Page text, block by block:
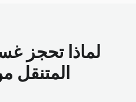
لماذا تحجز
المتنقل